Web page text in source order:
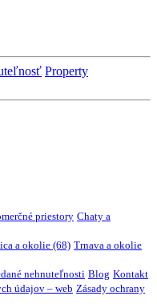
Property
priestory Chaty a
a okolie (68) Trnava a okolie
nehnuteľnosti Blog Kontakt
údajov – web Zásady ochrany